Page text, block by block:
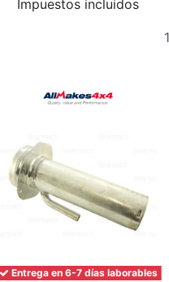
al
Impuestos incluidos
Entrega en 6-7 días laborables